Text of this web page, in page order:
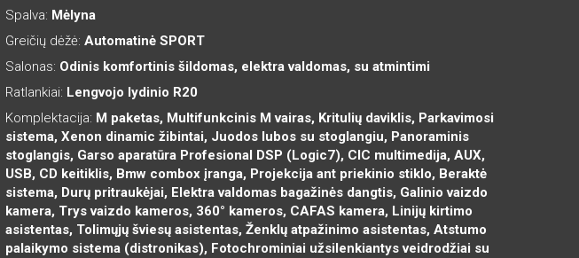
Spalva: Mėlyna
Greičių dėžė: Automatinė SPORT
Salonas: Odinis komfortinis šildomas, elektra valdomas, su atmintimi
Ratlankiai: Lengvojo lydinio R20
Komplektacija: M paketas, Multifunkcinis M vairas, Kritulių daviklis, Parkavimosi
sistema, Xenon dinamic žibintai, Juodos lubos su stoglangiu, Panoraminis
stoglangis, Garso aparatūra Profesional DSP (Logic7), CIC multimedija, AUX,
USB, CD keitiklis, Bmw combox įranga, Projekcija ant priekinio stiklo, Beraktė
sistema, Durų pritraukėjai, Elektra valdomas bagažinės dangtis, Galinio vaizdo
kamera, Trys vaizdo kameros, 360° kameros, CAFAS kamera, Linijų kirtimo
asistentas, Tolimųjų šviesų asistentas, Ženklų atpažinimo asistentas, Atstumo
palaikymo sistema (distronikas), Fotochrominiai užsilenkiantys veidrodžiai su